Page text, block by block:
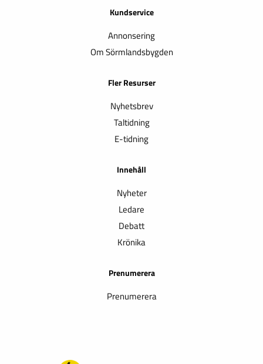
Kundservice
Annonsering
Om Sörmlandsbygden
Fler Resurser
Nyhetsbrev
Taltidning
E-tidning
Innehåll
Nyheter
Ledare
Debatt
Krönika
Prenumerera
Prenumerera